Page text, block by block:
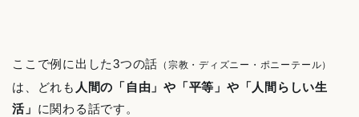
ここで例に出した3つの話 （宗教・ディズニー・ポニーテール）
は、どれも 人間の「自由」や「平等」や「人間らしい生
活」 に関わる話です。